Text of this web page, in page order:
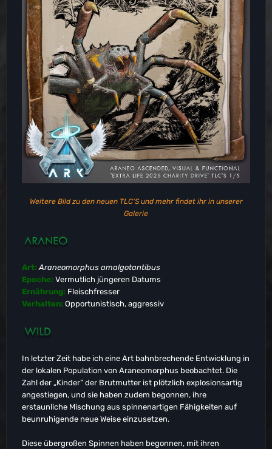
Weitere Bild zu den neuen TLC'S und mehr findet ihr in unserer
Galerie
Art: Araneomorphus amalgotantibus
Epoche: Vermutlich jüngeren Datums
Ernährung: Fleischfresser
Verhalten: Opportunistisch, aggressiv
In letzter Zeit habe ich eine Art bahnbrechende Entwicklung in
der lokalen Population von Araneomorphus beobachtet. Die
Zahl der „Kinder“ der Brutmutter ist plötzlich explosionsartig
angestiegen, und sie haben zudem begonnen, ihre
erstaunliche Mischung aus spinnenartigen Fähigkeiten auf
beunruhigende neue Weise einzusetzen.
Diese übergroßen Spinnen haben begonnen, mit ihren